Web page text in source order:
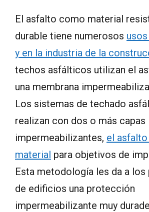
El asfalto como material
durable tiene numerosos
y en la industria de la
techos asfálticos utilizan el
una membrana
Los sistemas de techado
realizan con dos o más capas
impermeabilizantes, el asfalto
material para objetivos de
Esta metodología les da a
de edificios una protección
impermeabilizante muy